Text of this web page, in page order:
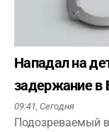
Нападал на
задержание в
09:41, Сегодня
Подозреваемый